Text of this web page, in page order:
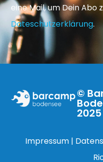
eine Mail, um Dein Abo
Dateschutzerklärung.
©
2025
Impressum |